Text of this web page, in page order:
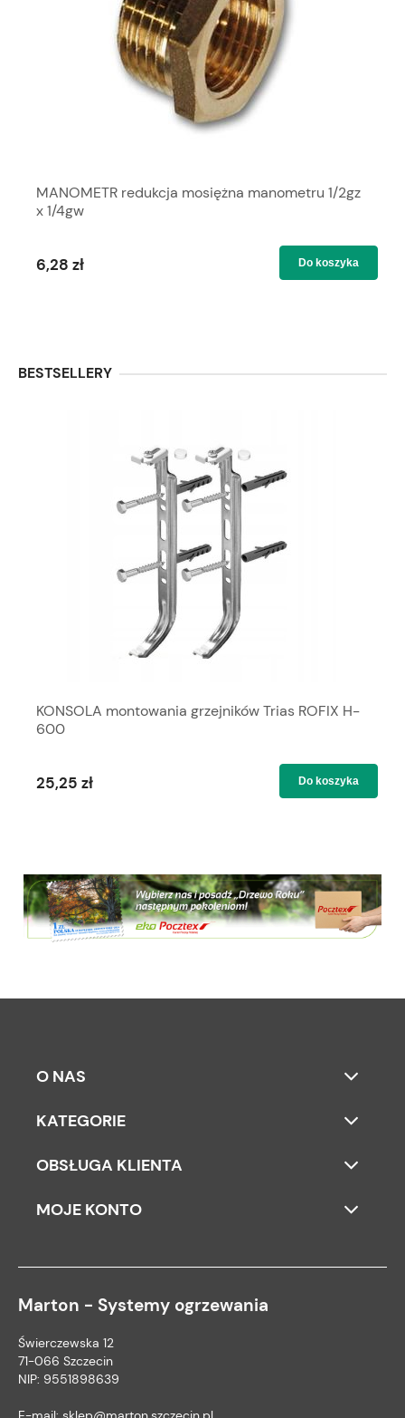
MANOMETR redukcja mosiężna manometru 1/2gz
x 1/4gw
6,28 zł Do koszyka
BESTSELLERY
KONSOLA montowania grzejników Trias ROFIX H-
600
25,25 zł Do koszyka
O NAS
KATEGORIE
OBSŁUGA KLIENTA
MOJE KONTO
Marton - Systemy ogrzewania
Świerczewska 12
71-066 Szczecin
NIP: 9551898639